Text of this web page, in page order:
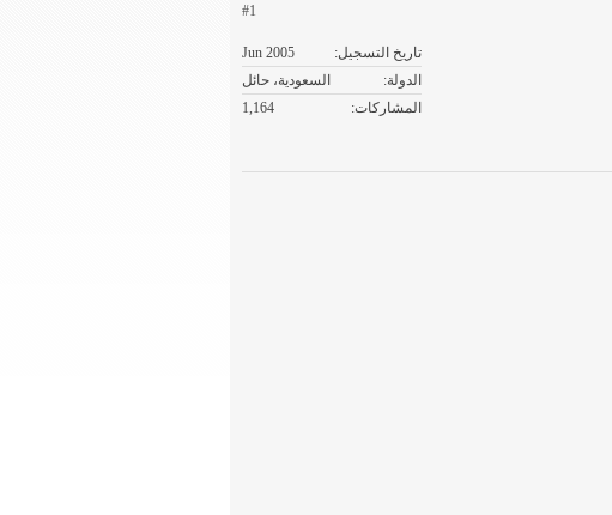
#1
تاريخ التسجيل
Jun 2005
الدولة
السعودية، حائل
المشاركات
1,164